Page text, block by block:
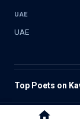
UAE
UAE
Top Poets on